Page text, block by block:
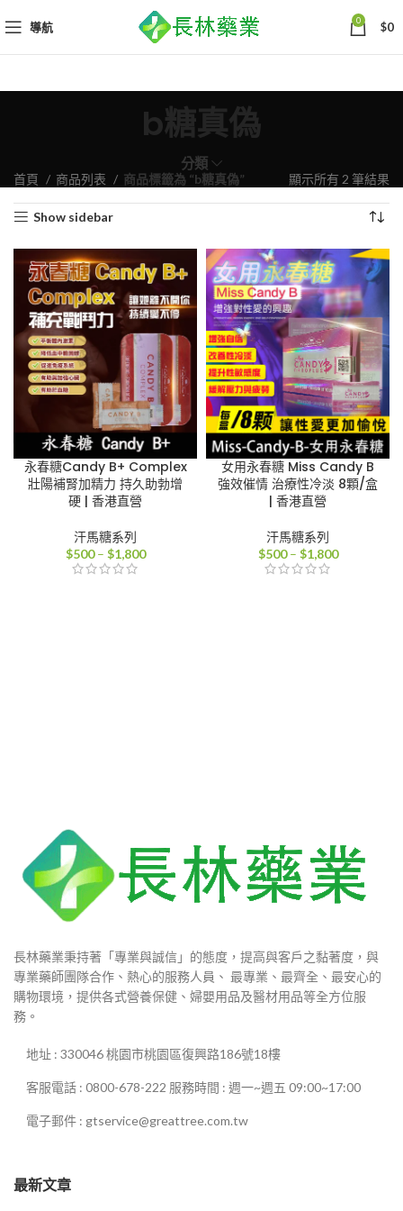
導航 0 $0
b糖真偽
分類
首頁 商品列表 商品標籤為 “b糖真偽” 顯示所有 2 筆結果
排
Show sidebar
永春糖Candy B+ Complex
壯陽補腎加精力 持久助勃增
硬 | 香港直營
汗馬糖系列
$500 – $1,800價
女用永春糖 Miss Candy B
強效催情 治療性冷淡 8顆/盒
| 香港直營
汗馬糖系列
$500 – $1,800價
長林藥業秉持著「專業與誠信」的態度，提高與客戶之黏著度，與
專業藥師團隊合作、熱心的服務人員、 最專業、最齊全、最安心的
購物環境，提供各式營養保健、婦嬰用品及醫材用品等全方位服
務。
地址 : 330046 桃園市桃園區復興路186號18樓
客服電話 : 0800-678-222 服務時間 : 週一~週五 09:00~17:00
電子郵件 : gtservice@greattree.com.tw
最新文章